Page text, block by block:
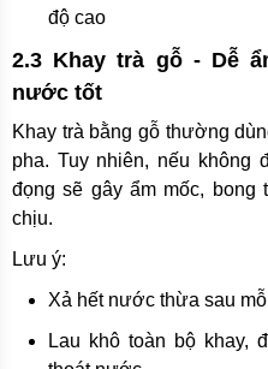
độ cao
2.3 Khay trà gỗ - Dễ
nước tốt
Khay trà bằng gỗ thường
pha. Tuy nhiên, nếu không
đọng sẽ gây ẩm mốc, bong
chịu.
Lưu ý:
Xả hết nước thừa sau
Lau khô toàn bộ khay,